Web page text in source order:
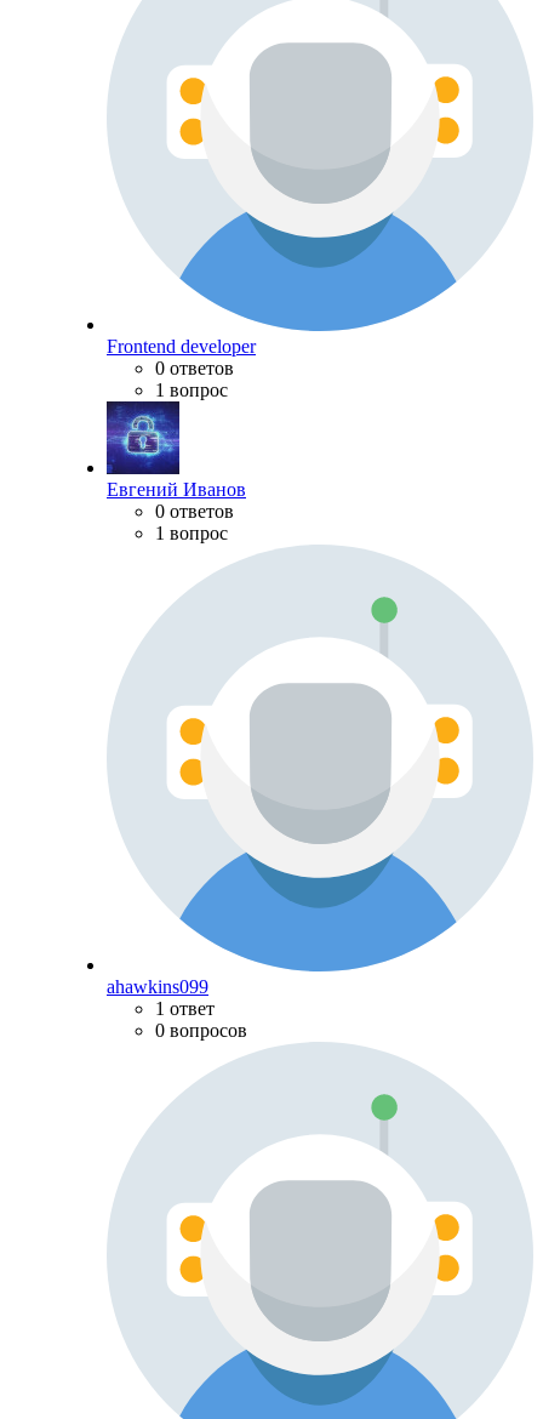
Frontend developer
0 ответов
1 вопрос
Евгений Иванов
0 ответов
1 вопрос
ahawkins099
1 ответ
0 вопросов